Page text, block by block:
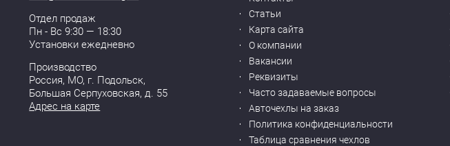
Отдел продаж
Пн - Вс 9:30 — 18:30
Установки ежедневно
Производство
Россия, МО, г. Подольск,
Большая Серпуховская, д. 55
Адрес на карте
Статьи
Карта сайта
О компании
Вакансии
Реквизиты
Часто задаваемые вопросы
Авточехлы на заказ
Политика конфиденциальности
Таблица сравнения чехлов